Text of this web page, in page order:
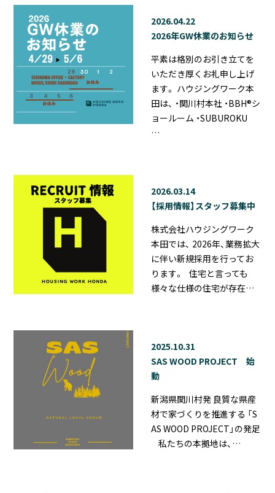
2026.04.22
2026年GW休業のお知らせ
平素は格別のお引き立てを
いただき厚くお礼申し上げ
ます。 ハウジングワーク本
田は、 ・関川村本社 ・BBH®シ
ョールーム ・SUBUROKU
…
2026.03.14
【採用情報】スタッフ募集中
株式会社ハウジングワーク
本田では、 2026年、業務拡大
に伴い新規採用を行ってお
ります。 住宅と言っても
様々な仕様の住宅が存在…
2025.10.31
SAS WOOD PROJECT 始
動
新潟県関川村発 良質な県産
材で家づくりを推進する 「S
AS WOOD PROJECT」の発足
私たちの本拠地は、…